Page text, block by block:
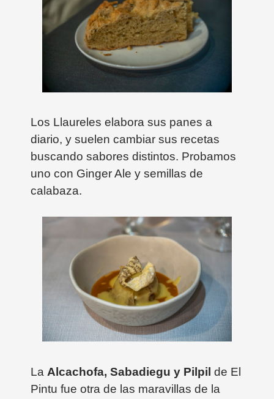
Los Llaureles elabora sus panes a
diario, y suelen cambiar sus recetas
buscando sabores distintos. Probamos
uno con Ginger Ale y semillas de
calabaza.
La Alcachofa, Sabadiegu y Pilpil de El
Pintu fue otra de las maravillas de la